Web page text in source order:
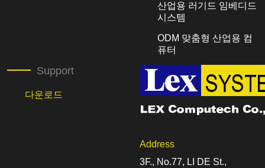
산업용 러기드 임베디드
시스템
ODM 맞춤형 산업용 컴
퓨터
Support
다운로드
Address
3F., No.77, LI DE St.,